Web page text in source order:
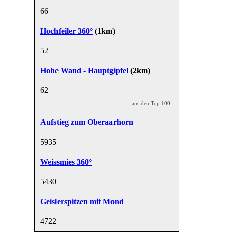
66
Hochfeiler 360° (1km)
52
Hohe Wand - Hauptgipfel (2km)
62
... aus den Top 100
Aufstieg zum Oberaarhorn
5935
Weissmies 360°
5430
Geislerspitzen mit Mond
4722